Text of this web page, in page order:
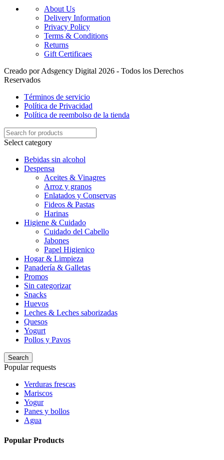
About Us
Delivery Information
Privacy Policy
Terms & Conditions
Returns
Gift Certificaes
Creado por Adsgency Digital 2026 - Todos los Derechos
Reservados
Términos de servicio
Política de Privacidad
Política de reembolso de la tienda
Select category
Bebidas sin alcohol
Despensa
Aceites & Vinagres
Arroz y granos
Enlatados y Conservas
Fideos & Pastas
Harinas
Higiene & Cuidado
Cuidado del Cabello
Jabones
Papel Higienico
Hogar & Limpieza
Panadería & Galletas
Promos
Sin categorizar
Snacks
Huevos
Leches & Leches saborizadas
Quesos
Yogurt
Pollos y Pavos
Search
Popular requests
Verduras frescas
Mariscos
Yogur
Panes y bollos
Agua
Popular Products